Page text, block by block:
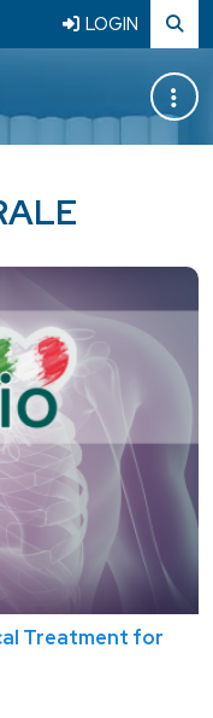
LOGIN
Treatment for